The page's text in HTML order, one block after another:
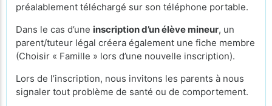
préalablement téléchargé sur son téléphone portable.
Dans le cas d’une inscription d’un élève mineur, un
parent/tuteur légal créera également une fiche membre
(Choisir « Famille » lors d’une nouvelle inscription).
Lors de l’inscription, nous invitons les parents à nous
signaler tout problème de santé ou de comportement.